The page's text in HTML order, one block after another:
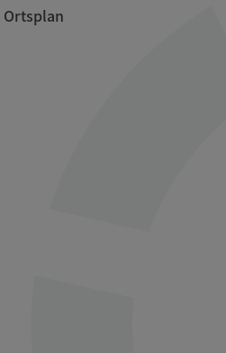
Ortsplan